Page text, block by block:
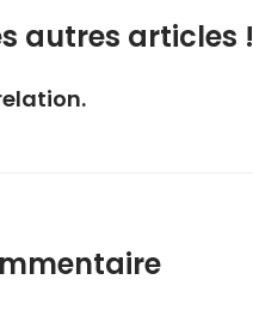
autres articles !